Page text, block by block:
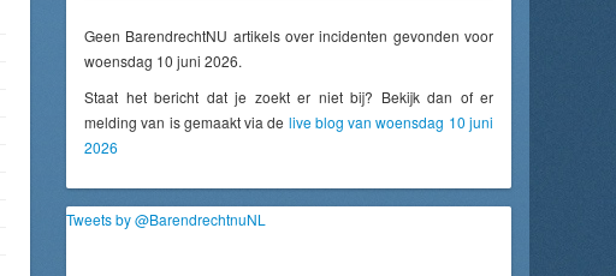
Geen BarendrechtNU artikels over incidenten gevonden voor
woensdag 10 juni 2026.
Staat het bericht dat je zoekt er niet bij? Bekijk dan of er
melding van is gemaakt via de live blog van woensdag 10 juni
2026
Tweets by @BarendrechtnuNL